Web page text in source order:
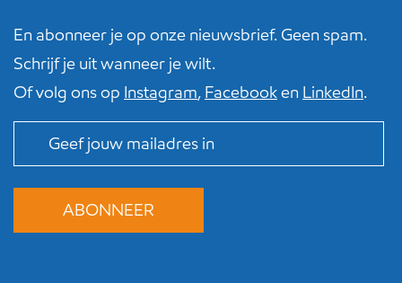
En abonneer je op onze nieuwsbrief. Geen spam.
Schrijf je uit wanneer je wilt.
Of volg ons op Instagram, Facebooken LinkedIn.